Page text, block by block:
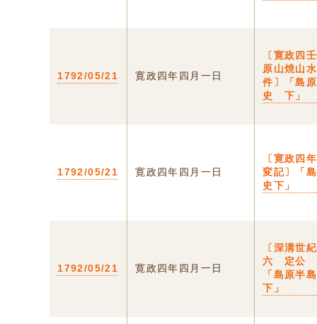
1792/05/21 寛政四年四月一日
〔寛政四
原山焼山
件〕「島
史 下」
1792/05/21 寛政四年四月一日
〔寛政四
変記〕「
史下」
1792/05/21 寛政四年四月一日
〔深溝世
六 定公
「島原
下」